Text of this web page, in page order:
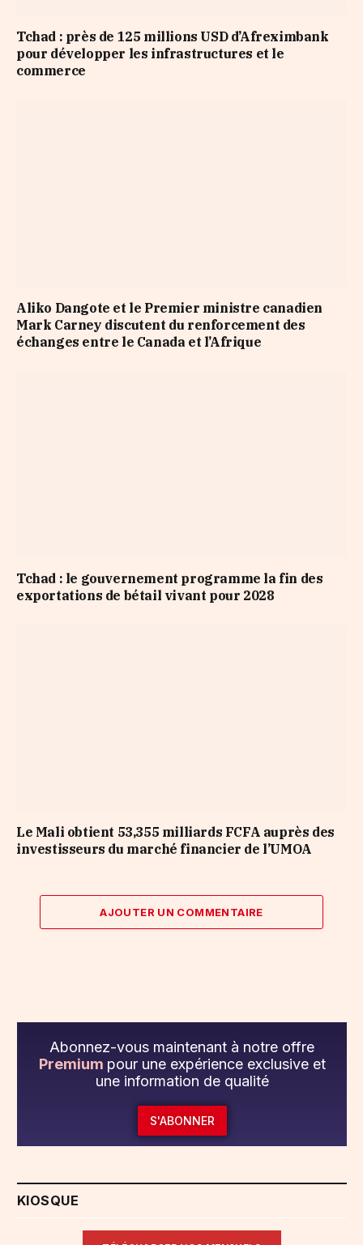
Tchad : près de 125 millions USD d’Afreximbank
pour développer les infrastructures et le
commerce
Aliko Dangote et le Premier ministre canadien
Mark Carney discutent du renforcement des
échanges entre le Canada et l’Afrique
Tchad : le gouvernement programme la fin des
exportations de bétail vivant pour 2028
Le Mali obtient 53,355 milliards FCFA auprès des
investisseurs du marché financier de l’UMOA
AJOUTER UN COMMENTAIRE
Abonnez-vous maintenant à notre offre
Premium pour une expérience exclusive et
une information de qualité
S'ABONNER
KIOSQUE